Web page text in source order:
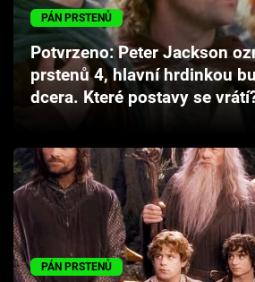
Hry
Cool Esport
Pořady
TV Program
Sledujte prima+
Přihlášení
PÁN PRSTENŮ
Potvrzeno: Peter Jackson
prstenů 4, hlavní hrdinkou
dcera. Které postavy se
PÁN PRSTENŮ